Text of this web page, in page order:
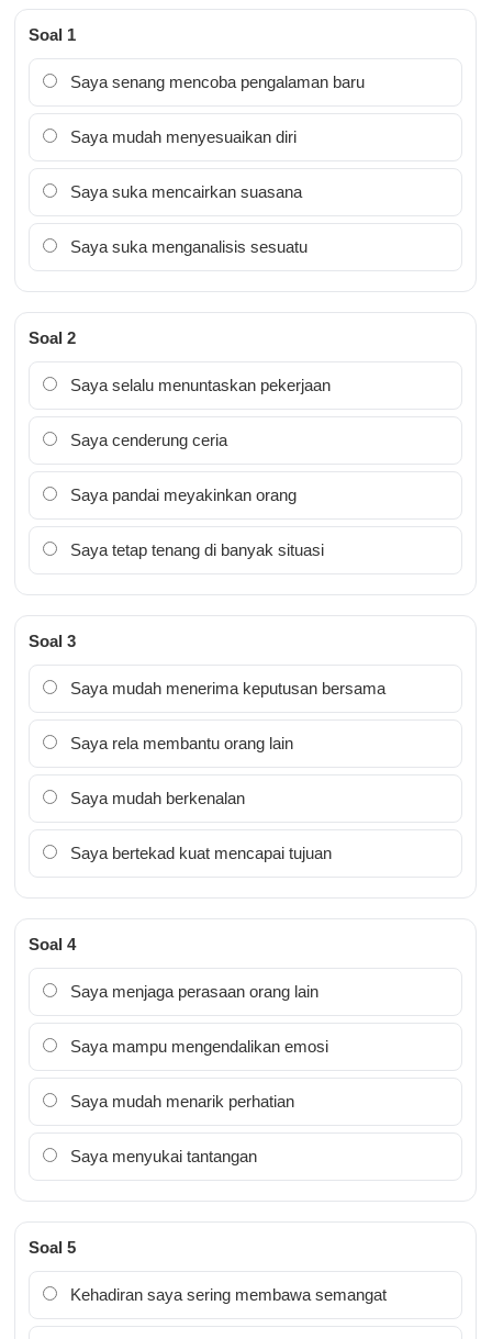
Soal 1
Saya senang mencoba pengalaman baru
Saya mudah menyesuaikan diri
Saya suka mencairkan suasana
Saya suka menganalisis sesuatu
Soal 2
Saya selalu menuntaskan pekerjaan
Saya cenderung ceria
Saya pandai meyakinkan orang
Saya tetap tenang di banyak situasi
Soal 3
Saya mudah menerima keputusan bersama
Saya rela membantu orang lain
Saya mudah berkenalan
Saya bertekad kuat mencapai tujuan
Soal 4
Saya menjaga perasaan orang lain
Saya mampu mengendalikan emosi
Saya mudah menarik perhatian
Saya menyukai tantangan
Soal 5
Kehadiran saya sering membawa semangat